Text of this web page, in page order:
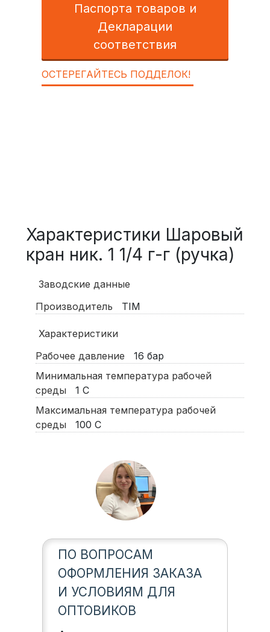
Паспорта товаров и
Декларации
соответствия
ОСТЕРЕГАЙТЕСЬ ПОДДЕЛОК!
Характеристики Шаровый
кран ник. 1 1/4 г-г (ручка)
Заводские данные
Производитель
TIM
Характеристики
Рабочее давление
16 бар
Минимальная температура рабочей
среды
1 С
Максимальная температура рабочей
среды
100 С
ПО ВОПРОСАМ
ОФОРМЛЕНИЯ ЗАКАЗА
И УСЛОВИЯМ ДЛЯ
ОПТОВИКОВ